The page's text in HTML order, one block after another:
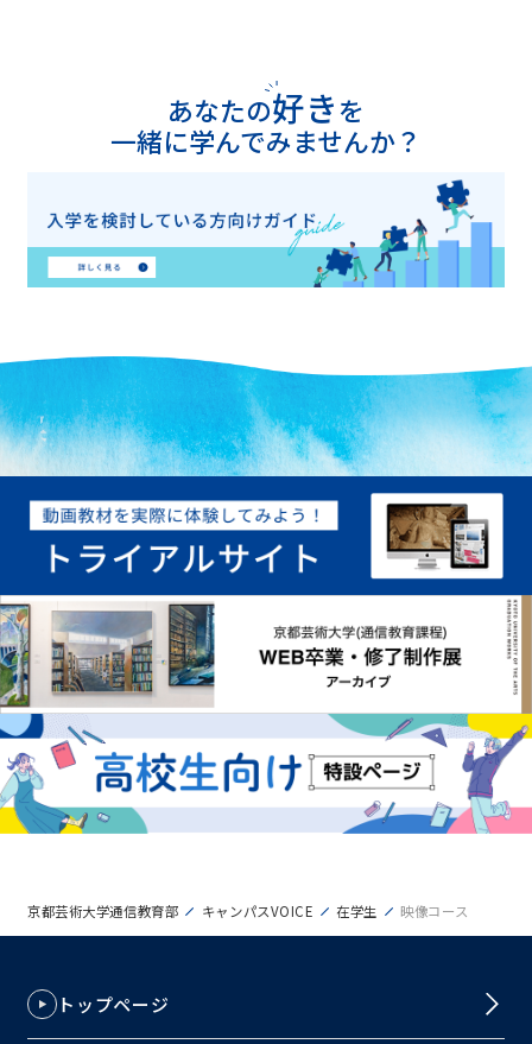
あなたの好きを
一緒に学んでみませんか？
京都芸術大学通信教育部 キャンパスVOICE 在学生 映像コース
トップページ